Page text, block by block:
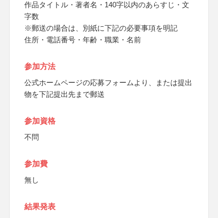
作品タイトル・著者名・140字以内のあらすじ・文
字数
※郵送の場合は、別紙に下記の必要事項を明記
住所・電話番号・年齢・職業・名前
参加方法
公式ホームページの応募フォームより、または提出
物を下記提出先まで郵送
参加資格
不問
参加費
無し
結果発表